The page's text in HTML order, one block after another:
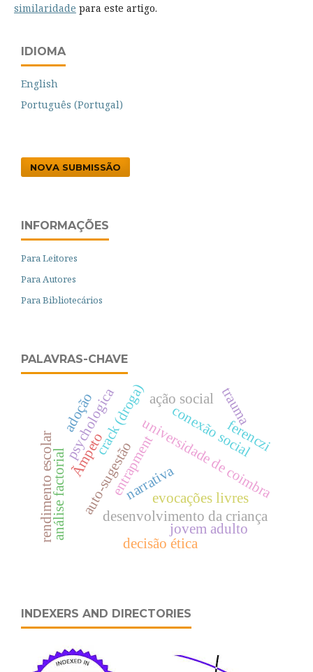
similaridade para este artigo.
IDIOMA
English
Português (Portugal)
NOVA SUBMISSÃO
INFORMAÇÕES
Para Leitores
Para Autores
Para Bibliotecários
PALAVRAS-CHAVE
auto-sugestãouniversidade de coimbra
psychologica
desenvolvimento da criança
análise factorial narrativa
entrapment
evocações livres
crack (droga) conexão social
ação social
jovem adulto
rendimento escolar
decisão ética
ferenczi
trauma
Ãmpeto
adoção
INDEXERS AND DIRECTORIES